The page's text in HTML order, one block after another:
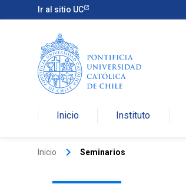
Ir al sitio UC
Inicio Instituto
Inicio keyboard_arrow_right Seminarios